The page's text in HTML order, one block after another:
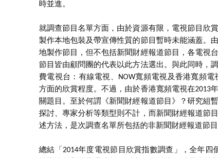
時並進。
就調查節目名單方面，由於資源有限，電視節目欣
製作本地包裝及帶宣傳性質的節目暫時未能涵蓋。
地製作節目，但不包括新聞財經報道節目，各電視
節目皆由顧問團的代表以此方法選出。與此同時，
費電視台：有線電視、NOW寬頻電視及香港寬頻
方面的欣賞程度。不過，由於香港寬頻電視在2013
關題目。至於何謂《新聞財經報道節目》？研究組
探討、專家分析等類型則不計，而新聞財經報道節
述方法，是次調查名單所包括的非新聞財經報道節
總結「2014年度電視節目欣賞指數調查」，全年